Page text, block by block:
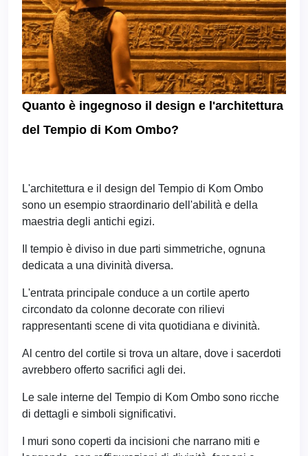
Quanto è ingegnoso il design e l'architettura
del Tempio di Kom Ombo?
L'architettura e il design del Tempio di Kom Ombo
sono un esempio straordinario dell'abilità e della
maestria degli antichi egizi.
Il tempio è diviso in due parti simmetriche, ognuna
dedicata a una divinità diversa.
L'entrata principale conduce a un cortile aperto
circondato da colonne decorate con rilievi
rappresentanti scene di vita quotidiana e divinità.
Al centro del cortile si trova un altare, dove i sacerdoti
avrebbero offerto sacrifici agli dei.
Le sale interne del Tempio di Kom Ombo sono ricche
di dettagli e simboli significativi.
I muri sono coperti da incisioni che narrano miti e